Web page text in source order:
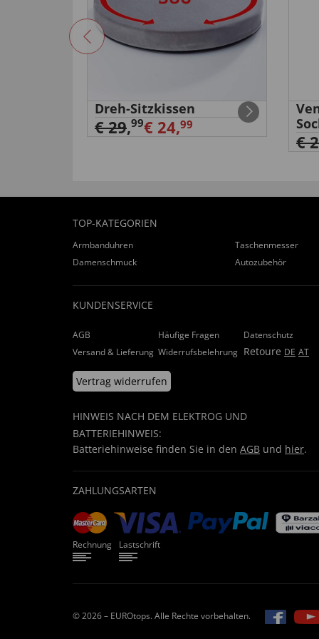
Dreh-Sitzkissen
€ 29,99€ 24,99
€
TOP-KATEGORIEN
Armbanduhren Taschenmesser
Damenschmuck
Autozubehör
KUNDENSERVICE
AGB Häufige Fragen
Datenschutz
Versand & Lieferung Widerrufsbelehrung Retoure DE AT
Vertrag widerrufen
HINWEIS NACH DEM ELEKTROG UND
BATTERIEHINWEIS:
Batteriehinweise finden Sie in den AGB und hier.
ZAHLUNGSARTEN
Rechnung Lastschrift
© 2026 – EUROtops. Alle Rechte vorbehalten.